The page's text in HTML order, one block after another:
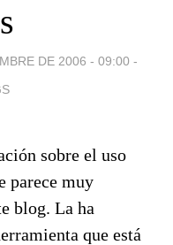
DE 2006 - 09:00 -
sobre el uso
parece muy
blog. La ha
que está